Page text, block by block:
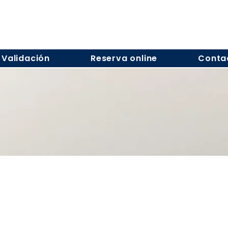
Validación Reserva online